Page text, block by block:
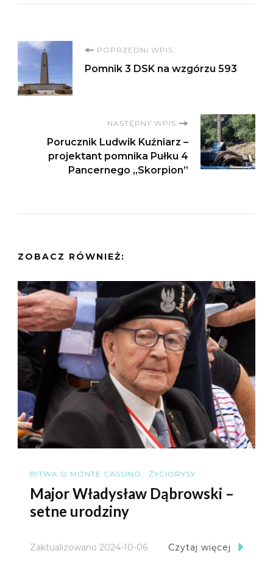
Nawigacja
wpisu
POPRZEDNI WPIS
Pomnik 3 DSK na wzgórzu 593
NASTĘPNY WPIS
Porucznik Ludwik Kuźniarz –
projektant pomnika Pułku 4
Pancernego „Skorpion”
ZOBACZ RÓWNIEŻ:
BITWA O MONTE CASSINO ŻYCIORYSY
Major Władysław Dąbrowski –
setne urodziny
Zaktualizowano 2024-10-06 Czytaj więcej